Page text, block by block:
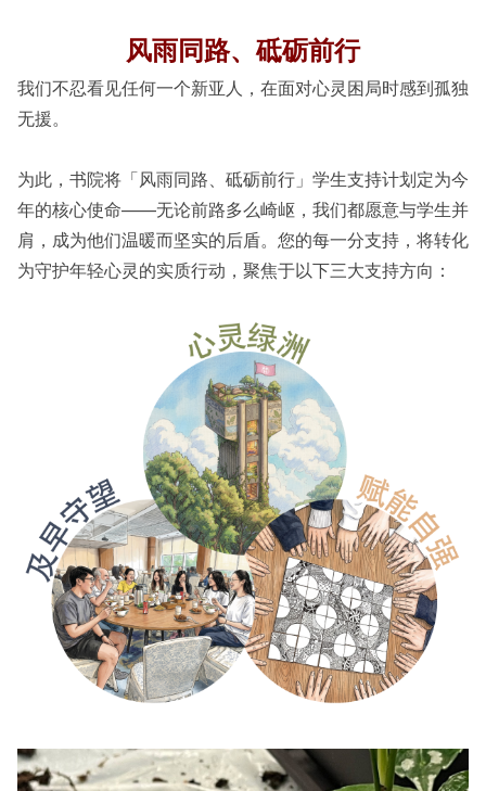
风雨同路、砥砺前行
我们不忍看见任何一个新亚人，在面对心灵困局时感到孤独
无援。
为此，书院将「风雨同路、砥砺前行」学生支持计划定为今
年的核心使命——无论前路多么崎岖，我们都愿意与学生并
肩，成为他们温暖而坚实的后盾。您的每一分支持，将转化
为守护年轻心灵的实质行动，聚焦于以下三大支持方向：